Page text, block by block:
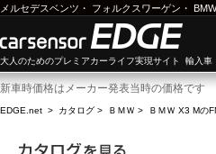
メルセデスベンツ ・ フォルクスワーゲン ・ BMW
大人のためのプレミアカーライフ実現サイト 輸入車
新車時価格はメーカー発表当時の価格です
EDGE.net > カタログ > ＢＭＷ > ＢＭＷ X3 Mの